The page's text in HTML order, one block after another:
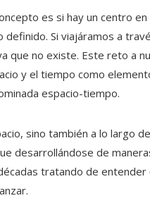
es si hay un centro en
Si viajáramos a
que no existe. Este reto a
y el tiempo como
espacio-tiempo.
sino también a lo largo
desarrollándose de
tratando de